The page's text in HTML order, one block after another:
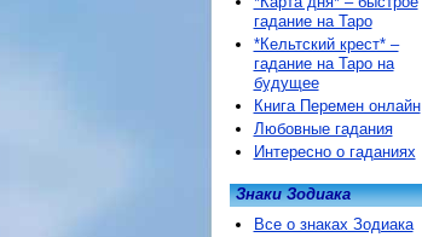
гадание на Таро
*Кельтский крест* –
гадание на Таро на
будущее
Книга Перемен онлайн
Любовные гадания
Интересно о гаданиях
Знаки Зодиака
Все о знаках Зодиака